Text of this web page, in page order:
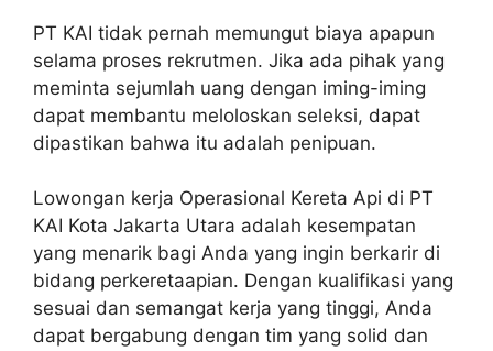
PT KAI tidak pernah memungut biaya apapun
selama proses rekrutmen. Jika ada pihak yang
meminta sejumlah uang dengan iming-iming
dapat membantu meloloskan seleksi, dapat
dipastikan bahwa itu adalah penipuan.
Lowongan kerja Operasional Kereta Api di PT
KAI Kota Jakarta Utara adalah kesempatan
yang menarik bagi Anda yang ingin berkarir di
bidang perkeretaapian. Dengan kualifikasi yang
sesuai dan semangat kerja yang tinggi, Anda
dapat bergabung dengan tim yang solid dan